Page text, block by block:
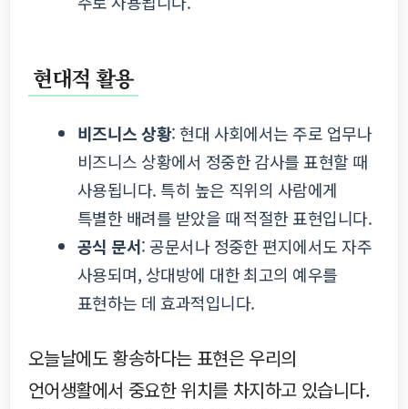
현대적 활용
비즈니스 상황: 현대 사회에서는 주로 업무나
비즈니스 상황에서 정중한 감사를 표현할 때
사용됩니다. 특히 높은 직위의 사람에게
특별한 배려를 받았을 때 적절한 표현입니다.
공식 문서: 공문서나 정중한 편지에서도 자주
사용되며, 상대방에 대한 최고의 예우를
표현하는 데 효과적입니다.
오늘날에도 황송하다는 표현은 우리의
언어생활에서 중요한 위치를 차지하고 있습니다.